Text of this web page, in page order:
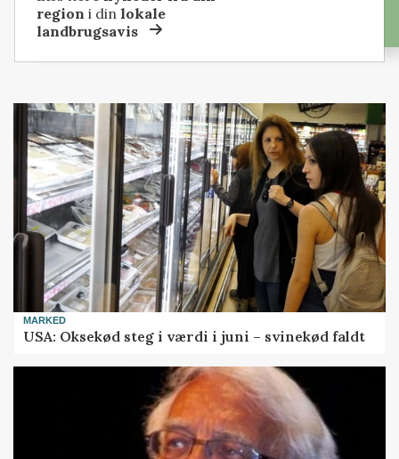
Læs flerenyheder fra din
regioni dinlokale
USA: Oksekød steg i værdi i juni – svinekød faldt